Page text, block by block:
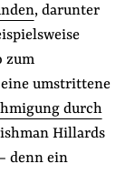
, darunter
zum
umstrittene
durch
Hillards
denn ein